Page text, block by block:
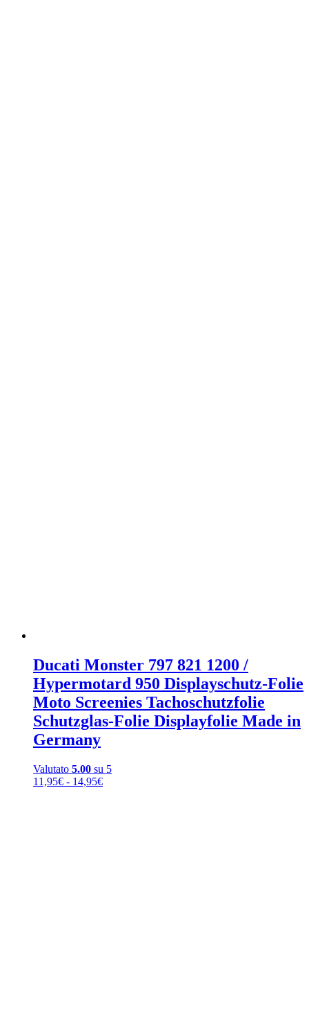
Ducati Monster 797 821 1200 /
Hypermotard 950 Displayschutz-Folie
Moto Screenies Tachoschutzfolie
Schutzglas-Folie Displayfolie Made in
Germany
Valutato 5.00 su 5
11,95€ - 14,95€Fascia